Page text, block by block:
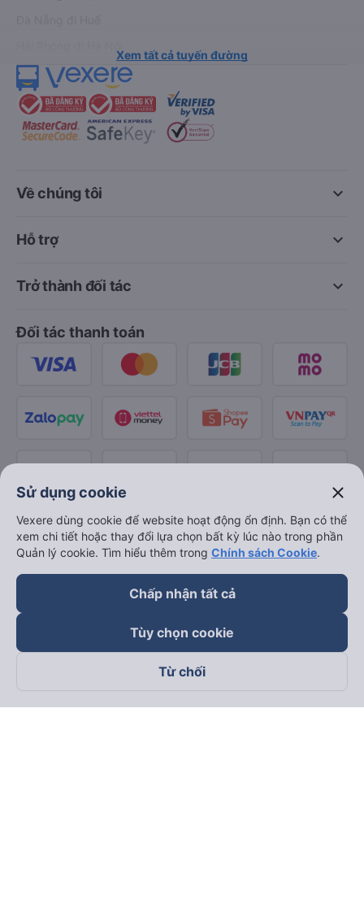
Xem tất cả tuyến đường
keyboard_arrow_down
Về chúng tôi
keyboard_arrow_down
Hỗ trợ
keyboard_arrow_down
Trở thành đối tác
Đối tác thanh toán
Theo dõi chúng tôi trên
Sử dụng cookie close
Vexere dùng cookie để website hoạt động ổn định. Bạn có thể
xem chi tiết hoặc thay đổi lựa chọn bất kỳ lúc nào trong phần
Quản lý cookie. Tìm hiểu thêm trong Chính sách Cookie.
Chấp nhận tất cả
Tùy chọn cookie
Từ chối